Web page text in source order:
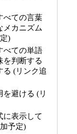
べての言葉
メカニズム
)
べての単語
を判断する
る (リンク追
避ける (リ
に表示して
予定)